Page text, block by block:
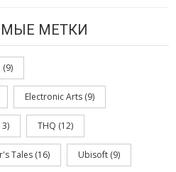
МЕТКИ
(9)
Electronic Arts (9)
THQ (12)
Tales (16) Ubisoft (9)